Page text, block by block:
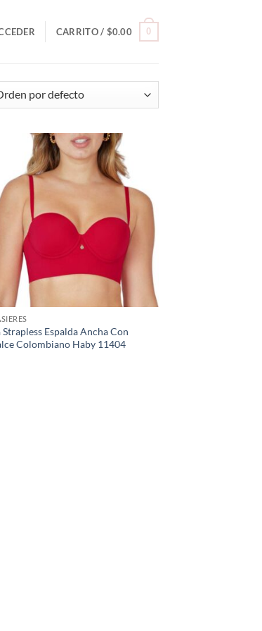
CARRITO / $0.00 0
Strapless Espalda Ancha Con
Colombiano Haby 11404